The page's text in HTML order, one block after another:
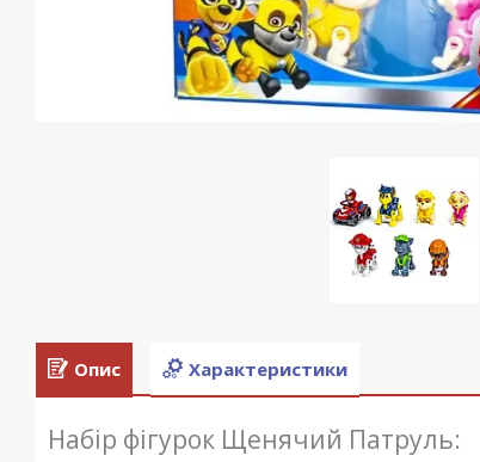
Опис Характеристики
Набір фігурок Щенячий Патруль: